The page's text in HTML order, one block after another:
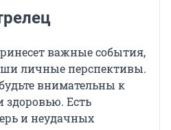
важные события,
личные перспективы.
внимательны к
Есть
и неудачных